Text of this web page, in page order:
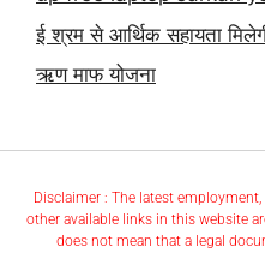
ई श्रम से आर्थिक सहायता
ऋण माफ योजना
Disclaimer : The latest
other available links in this website
does not mean that a legal